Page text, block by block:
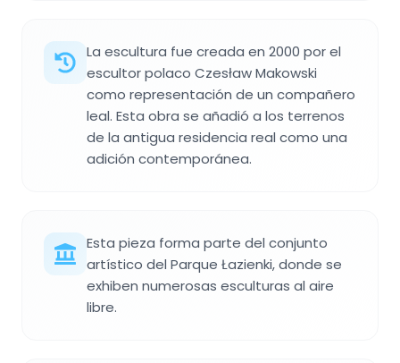
La escultura fue creada en 2000 por el
escultor polaco Czesław Makowski
como representación de un compañero
leal. Esta obra se añadió a los terrenos
de la antigua residencia real como una
adición contemporánea.
Esta pieza forma parte del conjunto
artístico del Parque Łazienki, donde se
exhiben numerosas esculturas al aire
libre.